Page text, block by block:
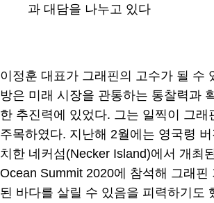
과 대담을 나누고 있다
이정훈 대표가 그래핀의 고수가 될 수
방은 미래 시장을 관통하는 통찰력과
한 추진력에 있었다. 그는 일찍이 그래
주목하였다. 지난해 2월에는 영국령
치한 네커섬(Necker Island)에서 개최
Ocean Summit 2020에 참석해 그래핀
된 바다를 살릴 수 있음을 피력하기도